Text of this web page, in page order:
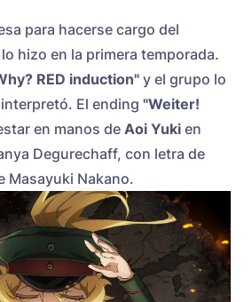
para hacerse cargo del
hizo en la primera temporada.
RED induction" y el grupo lo
El ending "Weiter!
en manos de Aoi Yuki en
Degurechaff, con letra de
Masayuki Nakano.